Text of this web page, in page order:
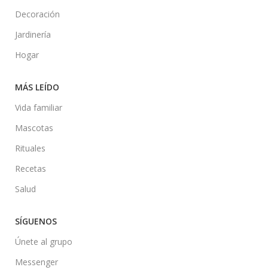
Decoración
Jardinería
Hogar
MÁS LEÍDO
Vida familiar
Mascotas
Rituales
Recetas
Salud
SÍGUENOS
Únete al grupo
Messenger